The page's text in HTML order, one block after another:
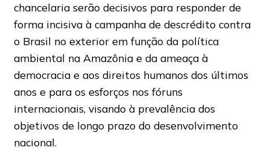
chancelaria serão decisivos para responder de
forma incisiva à campanha de descrédito contra
o Brasil no exterior em função da política
ambiental na Amazônia e da ameaça à
democracia e aos direitos humanos dos últimos
anos e para os esforços nos fóruns
internacionais, visando à prevalência dos
objetivos de longo prazo do desenvolvimento
nacional.